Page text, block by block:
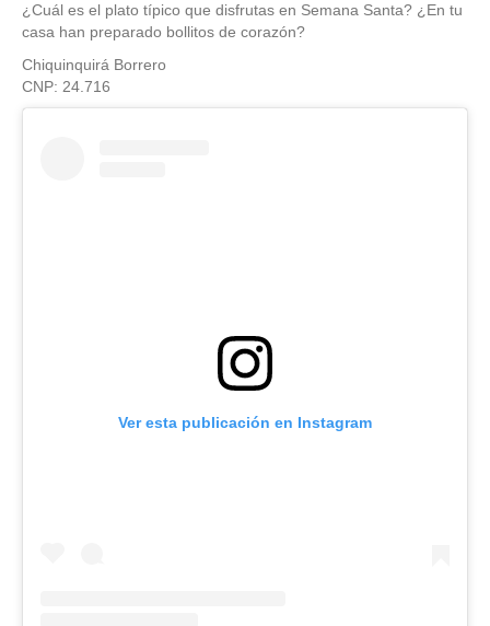
¿Cuál es el plato típico que disfrutas en Semana Santa? ¿En tu
casa han preparado bollitos de corazón?
Chiquinquirá Borrero
CNP: 24.716
Ver esta publicación en Instagram